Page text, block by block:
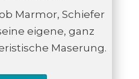
Marmor, Schiefer
eigene, ganz
Maserung.